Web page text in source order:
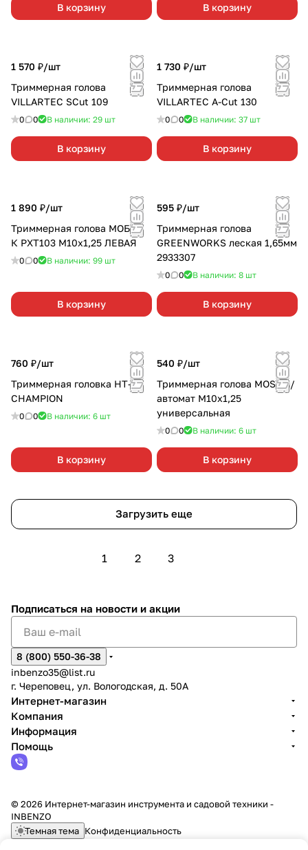
В корзину В корзину
1 570 ₽/шт
Триммерная голова
VILLARTEC SCut 109
0 0 В наличии: 29 шт
В корзину
1 730 ₽/шт
Триммерная голова
VILLARTEC A-Cut 130
0 0 В наличии: 37 шт
В корзину
1 890 ₽/шт
Триммерная голова МОБИЛ
К РХТ103 М10х1,25 ЛЕВАЯ
0 0 В наличии: 99 шт
В корзину
595 ₽/шт
Триммерная голова
GREENWORKS леская 1,65мм
2933307
0 0 В наличии: 8 шт
В корзину
760 ₽/шт
Триммерная головка HT-40
CHAMPION
0 0 В наличии: 6 шт
В корзину
540 ₽/шт
Триммерная голова MOST п/
автомат М10х1,25
универсальная
0 0 В наличии: 6 шт
В корзину
Загрузить еще
1 2 3
Подписаться на новости и акции
8 (800) 550-36-38
inbenzo35@list.ru
г. Череповец, ул. Вологодская, д. 50А
Интернет-магазин
Компания
Информация
Помощь
© 2026 Интернет-магазин инструмента и садовой техники -
INBENZO
Темная тема Конфиденциальность